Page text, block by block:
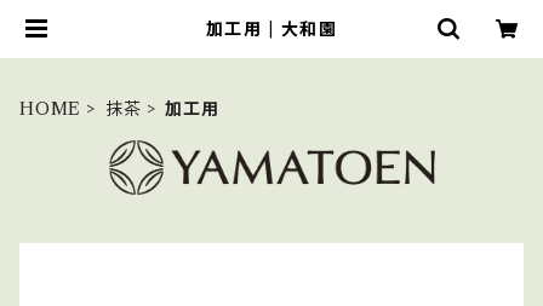
加工用 | 大和園
HOME 抹茶 加工用